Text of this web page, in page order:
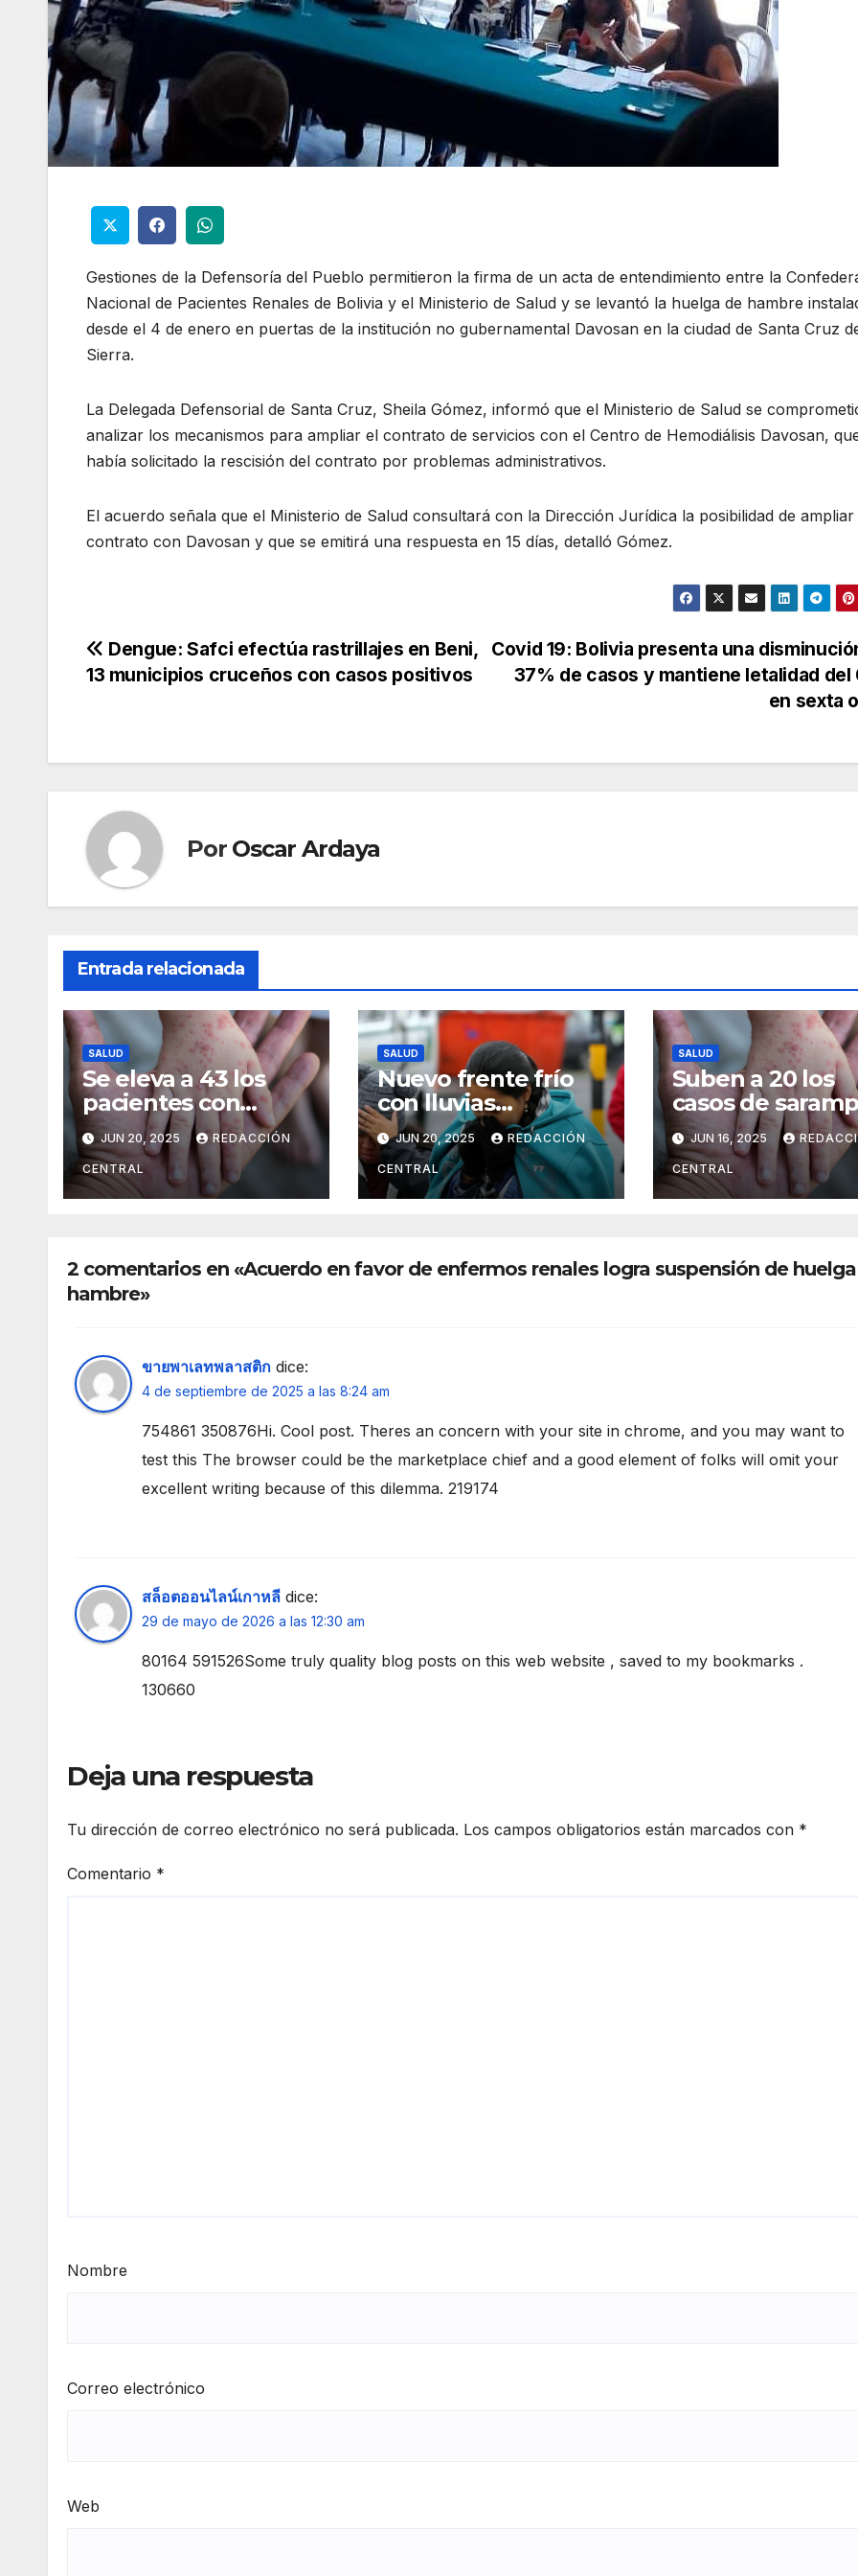
Gestiones de la Defensoría del Pueblo permitieron la firma de un acta de entendimiento entre la
Nacional de Pacientes Renales de Bolivia y el Ministerio de Salud y se levantó la huelga de hambre
desde el 4 de enero en puertas de la institución no gubernamental Davosan en la ciudad de Santa Cruz
Sierra.
La Delegada Defensorial de Santa Cruz, Sheila Gómez, informó que el Ministerio de Salud se
analizar los mecanismos para ampliar el contrato de servicios con el Centro de Hemodiálisis Davosan,
había solicitado la rescisión del contrato por problemas administrativos.
El acuerdo señala que el Ministerio de Salud consultará con la Dirección Jurídica la posibilidad de ampliar
contrato con Davosan y que se emitirá una respuesta en 15 días, detalló Gómez.
Navegación
Covid 19: Bolivia presenta una
37% de casos y mantiene letalidad del
en sexta
Dengue: Safci efectúa rastrillajes en Beni,
13 municipios cruceños con casos positivos
Por Oscar Ardaya
Entrada relacionada
SALUD
Se eleva a 43 los
pacientes con
sarampión en Santa
Cruz
JUN 20, 2025 REDACCIÓN
CENTRAL
SALUD
Nuevo frente frío
con lluvias
ingresará el lunes y
continuarán los
vientos en el
altiplano y valles
JUN 20, 2025 REDACCIÓN
CENTRAL
SALUD
Suben a 20 los
casos de
en Santa Cruz:
Salud
vacunación
JUN 16, 2025
CENTRAL
2 comentarios en «Acuerdo en favor de enfermos renales logra suspensión de
hambre»
ขายพาเลทพลาสติก dice:
4 de septiembre de 2025 a las 8:24 am
754861 350876Hi. Cool post. Theres an concern with your site in chrome, and you may want to
test this The browser could be the marketplace chief and a good element of folks will omit your
excellent writing because of this dilemma. 219174
สล็อตออนไลน์เกาหลี dice:
29 de mayo de 2026 a las 12:30 am
80164 591526Some truly quality blog posts on this web website , saved to my bookmarks .
130660
Deja una respuesta
Tu dirección de correo electrónico no será publicada. Los campos obligatorios están marcados con *
Comentario *
Nombre
Correo electrónico
Web